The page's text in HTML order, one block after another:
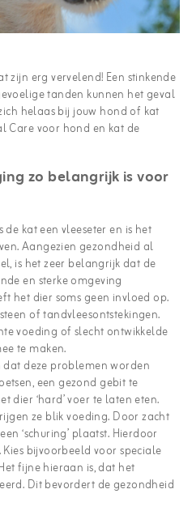
erg vervelend! Een stinkende
tanden kunnen het geval
helaas bij jouw hond of kat
Care voor hond en kat de
zo belangrijk is voor
kat een vleeseter en is het
Aangezien gezondheid al
is het zeer belangrijk dat de
en sterke omgeving
het dier soms geen invloed op.
of tandvleesontstekingen.
voeding of slecht ontwikkelde
te maken.
deze problemen worden
een gezond gebit te
dier ‘hard’ voer te laten eten.
ze blik voeding. Door zacht
‘schuring’ plaatst. Hierdoor
bijvoorbeeld voor speciale
fijne hieraan is, dat het
Dit bevordert de gezondheid